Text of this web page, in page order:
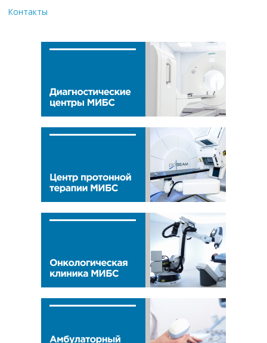
Контакты